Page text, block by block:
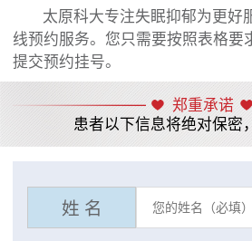
太原科大专注失眠抑郁为更好
线预约服务。您只需要按照表格要
提交预约挂号。
郑重承诺
患者以下信息将绝对保密
姓 名